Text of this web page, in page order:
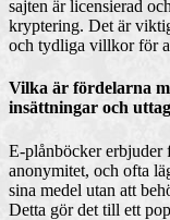
sajten är licensierad
kryptering. Det är
och tydliga villkor för
Vilka är fördelarna
insättningar och
E-plånböcker erbjuder
anonymitet, och ofta
sina medel utan att
Detta gör det till ett